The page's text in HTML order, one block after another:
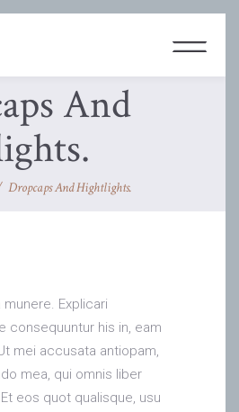
And
Dropcaps And Hightlights.
Explicari
consequuntur his in, eam
mei accusata antiopam,
mea, qui omnis liber
eos quot qualisque, usu